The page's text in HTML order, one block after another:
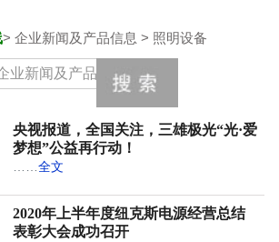
> 企业新闻及产品信息 > 照明设备
央视报道，全国关注，三雄极光“光·爱
梦想”公益再行动！
全文
2020年上半年度纽克斯电源经营总结
表彰大会成功召开